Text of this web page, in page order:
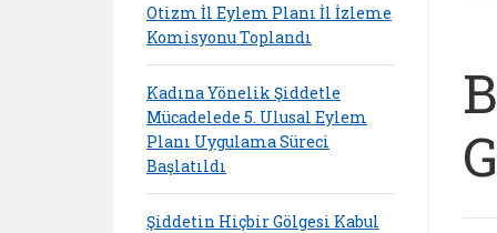
Otizm İl Eylem Planı İl İzleme
Komisyonu Toplandı
Kadına Yönelik Şiddetle
Mücadelede 5. Ulusal Eylem
Planı Uygulama Süreci
Başlatıldı
Şiddetin Hiçbir Gölgesi Kabul